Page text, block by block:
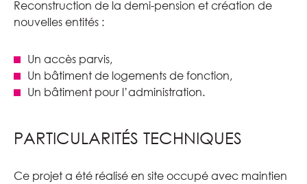
Reconstruction de la demi-pension et création de
nouvelles entités :
Un accès parvis,
Un bâtiment de logements de fonction,
Un bâtiment pour l’administration.
PARTICULARITÉS TECHNIQUES
Ce projet a été réalisé en site occupé avec maintien